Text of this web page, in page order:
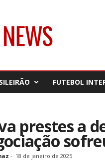
FUTEBOL
prestes a
- 18 de janeiro de 2025